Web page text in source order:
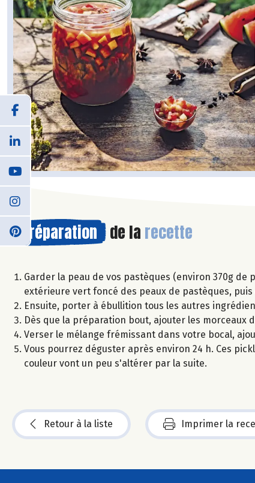
Préparation de la recette
Garder la peau de vos pastèques (environ 370g
extérieure vert foncé des peaux de pastèques,
Ensuite, porter à ébullition tous les autres
Dès que la préparation bout, ajouter les morceaux
Verser le mélange frémissant dans votre bocal,
Vous pourrez déguster après environ 24 h. Ces
couleur vont un peu s'altérer par la suite.
Retour à la liste Imprimer la